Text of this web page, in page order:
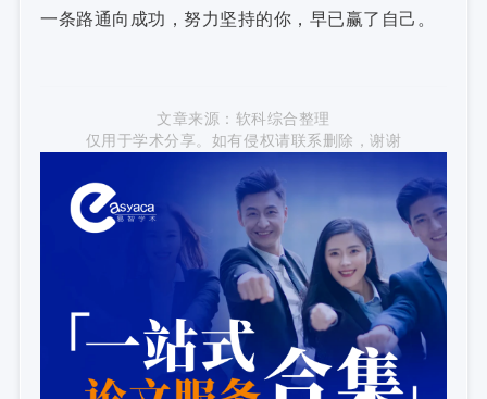
一条路通向成功，努力坚持的你，早已赢了自己。
文章来源 ：软科综合整理
仅用于学 术分享。如有侵权请联系删除，谢谢